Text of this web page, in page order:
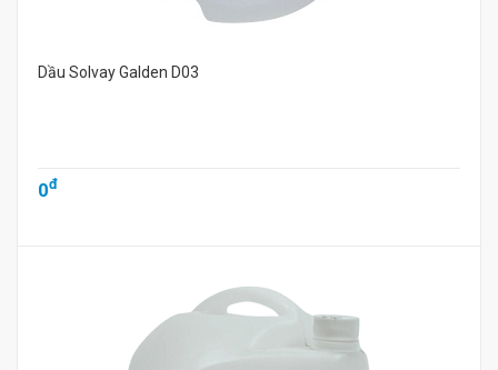
Dầu Solvay Galden D03
0đ